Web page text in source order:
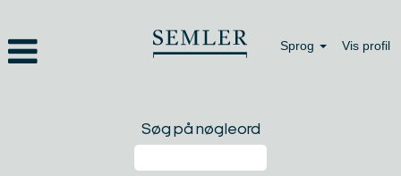
Sprog Vis profil
Søg på nøgleord